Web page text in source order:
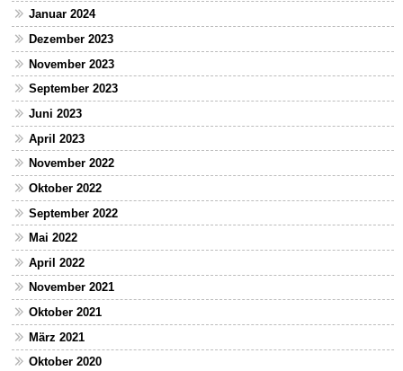
Januar 2024
Dezember 2023
November 2023
September 2023
Juni 2023
April 2023
November 2022
Oktober 2022
September 2022
Mai 2022
April 2022
November 2021
Oktober 2021
März 2021
Oktober 2020